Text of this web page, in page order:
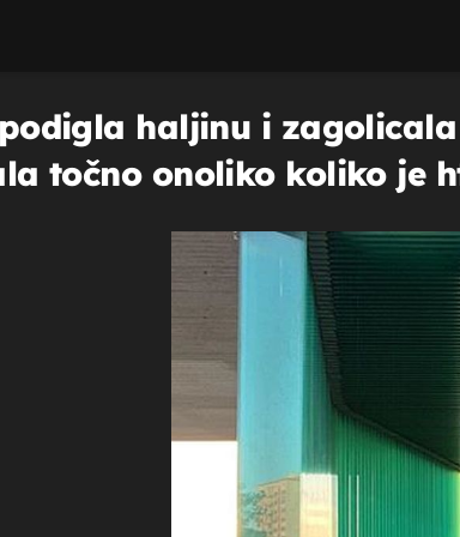
haljinu i
točno onoliko koliko je